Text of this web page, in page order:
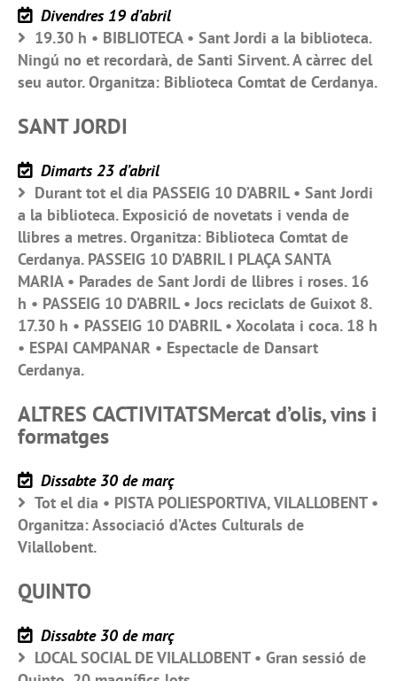
Divendres 19 d’abril
19.30 h • BIBLIOTECA • Sant Jordi a la biblioteca.
Ningú no et recordarà, de Santi Sirvent. A càrrec del
seu autor. Organitza: Biblioteca Comtat de Cerdanya.
SANT JORDI
Dimarts 23 d’abril
Durant tot el dia PASSEIG 10 D’ABRIL • Sant Jordi
a la biblioteca. Exposició de novetats i venda de
llibres a metres. Organitza: Biblioteca Comtat de
Cerdanya. PASSEIG 10 D’ABRIL I PLAÇA SANTA
MARIA • Parades de Sant Jordi de llibres i roses. 16
h • PASSEIG 10 D’ABRIL • Jocs reciclats de Guixot 8.
17.30 h • PASSEIG 10 D’ABRIL • Xocolata i coca. 18 h
• ESPAI CAMPANAR • Espectacle de Dansart
Cerdanya.
ALTRES CACTIVITATSMercat d’olis, vins i
formatges
Dissabte 30 de març
Tot el dia • PISTA POLIESPORTIVA, VILALLOBENT •
Organitza: Associació d’Actes Culturals de
Vilallobent.
QUINTO
Dissabte 30 de març
LOCAL SOCIAL DE VILALLOBENT • Gran sessió de